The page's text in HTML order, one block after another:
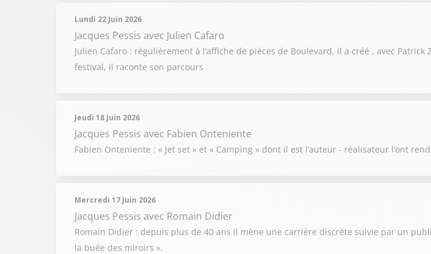
Lundi 22 Juin 2026
Jacques Pessis avec Julien Cafaro
Julien Cafaro : régulièrement à l’affiche de pièces de Boulevard, il a créé , avec Patrick
festival, il raconte son parcours
Jeudi 18 Juin 2026
Jacques Pessis avec Fabien Onteniente
Fabien Onteniente : « Jet set » et « Camping » dont il est l’auteur - réalisateur l’ont
Mercredi 17 Juin 2026
Jacques Pessis avec Romain Didier
Romain Didier : depuis plus de 40 ans il mène une carrière discrète suivie par un
la buée des miroirs ».